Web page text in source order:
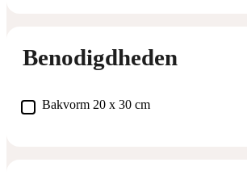
Benodigdheden
▢
Bakvorm 20 x 30 cm